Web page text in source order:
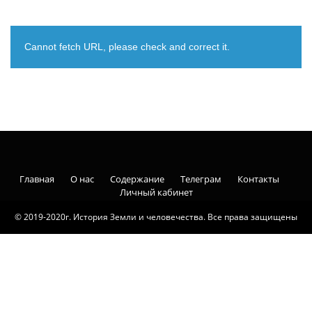
Cannot fetch URL, please check and correct it.
© 2019-2020г. История Земли и человечества. Все права защищены
Главная О нас Содержание Телеграм
Контакты
Личный кабинет